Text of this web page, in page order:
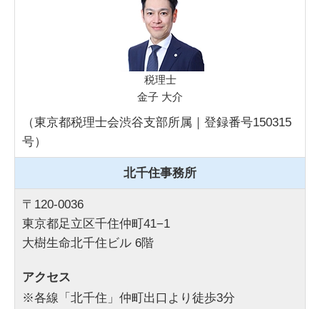
税理士
金子 大介
（東京都税理士会渋谷支部所属｜登録番号150315
号）
北千住事務所
〒120-0036
東京都足立区千住仲町41−1
大樹生命北千住ビル 6階
アクセス
※各線「北千住」仲町出口より徒歩3分